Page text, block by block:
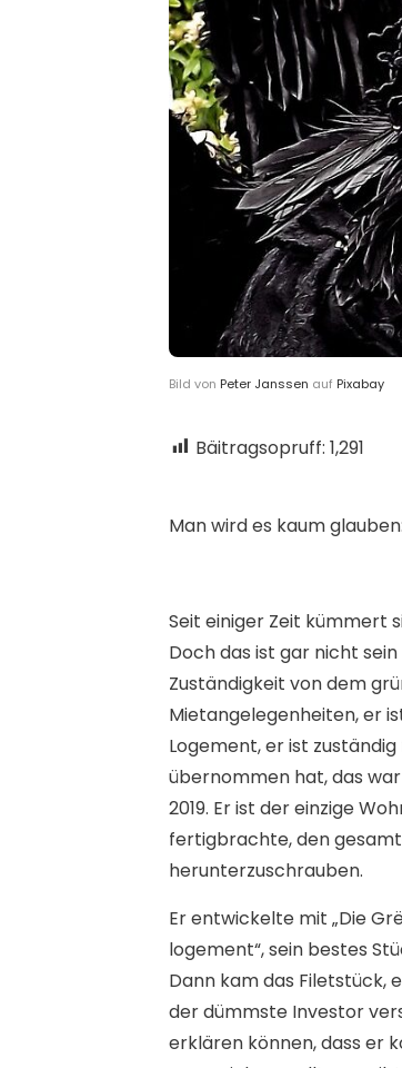
Bild von Peter Janssen auf Pixabay
Bäitragsopruff: 1,291
Man wird es kaum
Seit einiger Zeit kümmert
Doch das ist gar nicht
Zuständigkeit von dem
Mietangelegenheiten, er
Logement, er ist
übernommen hat, das
2019. Er ist der einzige
fertigbrachte, den
herunterzuschrauben.
Er entwickelte mit „Die
logement“, sein bestes
Dann kam das Filetstück,
der dümmste Investor
erklären können, dass er